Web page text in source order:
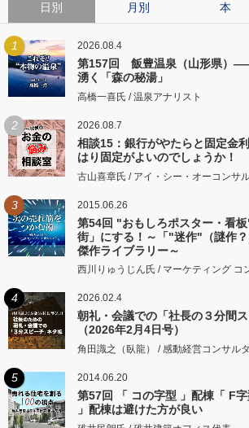
日別 月別 本
1 2026.08.4
第157回 飯豊温泉（山形県）
湧く「森の秘湯」
高橋一喜氏 / 温泉アナリスト
2 2026.08.7
相談15：銀行がやたらと固定金
はり固定がよいのでしょうか！
古山喜章氏 / アイ・シー・オーコンサ
3 2015.06.26
第54回 "おもしろポスター・看
街」にする！～「"迷作"（謎作？
傑作ライブラリー～
西川りゅうじん氏 / マーケティング コ
4 2026.02.4
朝礼・会議での「社長の３分間
（2026年2月4日号）
角田識之（臥龍） / 感動経営コンサル
5 2014.06.20
第57回 「 コの字型 」配棟「 F
」配棟は避けた方が良い